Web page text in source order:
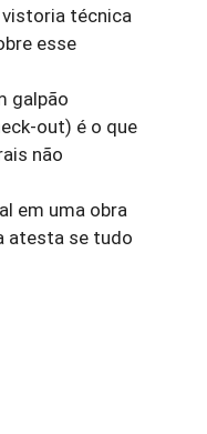
técnica
esse
galpão
out) é o que
não
em uma obra
atesta se tudo